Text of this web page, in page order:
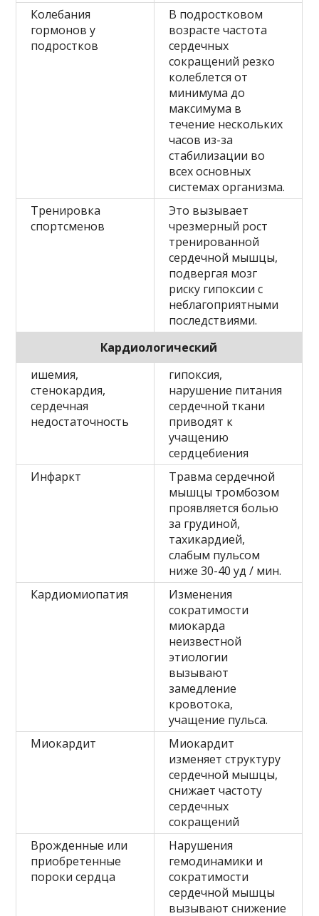
Колебания
гормонов у
подростков
В подростковом
возрасте частота
сердечных
сокращений резко
колеблется от
минимума до
максимума в
течение нескольких
часов из-за
стабилизации во
всех основных
системах организма.
Тренировка
спортсменов
Это вызывает
чрезмерный рост
тренированной
сердечной мышцы,
подвергая мозг
риску гипоксии с
неблагоприятными
последствиями.
Кардиологический
ишемия,
стенокардия,
сердечная
недостаточность
гипоксия,
нарушение питания
сердечной ткани
приводят к
учащению
сердцебиения
Инфаркт
Травма сердечной
мышцы тромбозом
проявляется болью
за грудиной,
тахикардией,
слабым пульсом
ниже 30-40 уд / мин.
Кардиомиопатия
Изменения
сократимости
миокарда
неизвестной
этиологии
вызывают
замедление
кровотока,
учащение пульса.
Миокардит
Миокардит
изменяет структуру
сердечной мышцы,
снижает частоту
сердечных
сокращений
Врожденные или
приобретенные
пороки сердца
Нарушения
гемодинамики и
сократимости
сердечной мышцы
вызывают снижение